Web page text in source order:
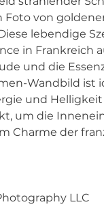
von
lebendige
in Frankreich
und die
Wandbild ist
und Helligkeit
um die
Charme der
LLC